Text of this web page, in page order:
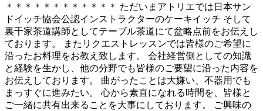
＊＊＊＊＊＊＊＊＊＊＊＊ ただいまアトリエでは日本サン
ドイッチ協会公認インストラクターのケーキイッチ そして
裏千家茶道講師としてテーブル茶道にて盆略点前をお伝えし
ております。 またリクエストレッスンでは皆様のご希望に
沿ったお料理をお教え致します。 会社経営側としての知識
と経験を生かし、他の分野でも皆様のご要望に沿った内容を
お伝えしております。 曲がったことは大嫌い、不器用でも
まっすぐに進みたい。 心から素直になれる時間を、皆様と
ご一緒に共有出来ることを大事にしております。 ご興味の